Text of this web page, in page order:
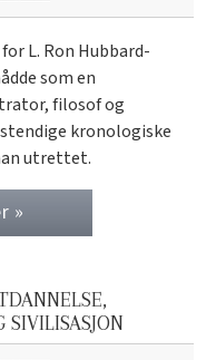
L. Ron Hubbard-
som en
filosof og
kronologiske
utrettet.
»
SIVILISASJON